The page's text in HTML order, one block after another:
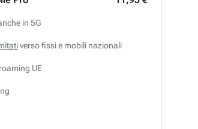
in 5G
verso fissi e mobili nazionali
UE